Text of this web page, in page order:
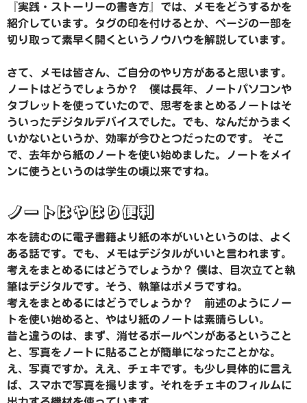
『実践・ストーリーの書き方』では、メモをどうするかを
紹介しています。タグの印を付けるとか、ページの一部を
切り取って素早く開くというノウハウを解説しています。
さて、メモは皆さん、ご自分のやり方があると思います。
ノートはどうでしょうか？ 僕は長年、ノートパソコンや
タブレットを使っていたので、思考をまとめるノートはそ
ういったデジタルデバイスでした。でも、なんだかうまく
いかないというか、効率が今ひとつだったのです。 そこ
で、去年から紙のノートを使い始めました。ノートをメイ
ンに使うというのは学生の頃以来ですね。
ノートはやはり便利
本を読むのに電子書籍より紙の本がいいというのは、よく
ある話です。でも、メモはデジタルがいいと言われます。
考えをまとめるにはどうでしょうか？ 僕は、目次立てと執
筆はデジタルです。そう、執筆はポメラですね。
考えをまとめるにはどうでしょうか？ 前述のようにノー
トを使い始めると、やはり紙のノートは素晴らしい。
昔と違うのは、まず、消せるボールペンがあるということ
と、写真をノートに貼ることが簡単になったことかな。
え、写真ですか。ええ、チェキです。も少し具体的に言え
ば、スマホで写真を撮ります。それをチェキのフィルムに